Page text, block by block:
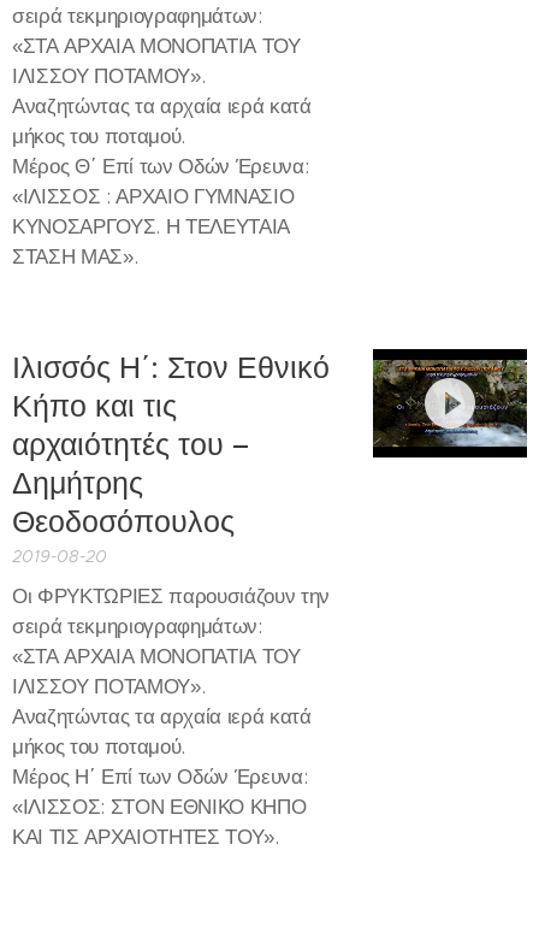
σειρά τεκμηριογραφημάτων:
«ΣΤΑ ΑΡΧΑΙΑ ΜΟΝΟΠΑΤΙΑ ΤΟΥ
ΙΛΙΣΣΟΥ ΠΟΤΑΜΟΥ».
Αναζητώντας τα αρχαία ιερά κατά
μήκος του ποταμού.
Μέρος Θ΄ Επί των Οδών Έρευνα:
«ΙΛΙΣΣΟΣ : ΑΡΧΑΙΟ ΓΥΜΝΑΣΙΟ
ΚΥΝΟΣΑΡΓΟΥΣ. Η ΤΕΛΕΥΤΑΙΑ
ΣΤΑΣΗ ΜΑΣ».
Ιλισσός Η΄: Στον Εθνικό
Κήπο και τις
αρχαιότητές του –
Δημήτρης
Θεοδοσόπουλος
2019-08-20
Οι ΦΡΥΚΤΩΡΙΕΣ παρουσιάζουν την
σειρά τεκμηριογραφημάτων:
«ΣΤΑ ΑΡΧΑΙΑ ΜΟΝΟΠΑΤΙΑ ΤΟΥ
ΙΛΙΣΣΟΥ ΠΟΤΑΜΟΥ».
Αναζητώντας τα αρχαία ιερά κατά
μήκος του ποταμού.
Μέρος Η΄ Επί των Οδών Έρευνα:
«ΙΛΙΣΣΟΣ: ΣΤΟΝ ΕΘΝΙΚΟ ΚΗΠΟ
ΚΑΙ ΤΙΣ ΑΡΧΑΙΟΤΗΤΕΣ ΤΟΥ».